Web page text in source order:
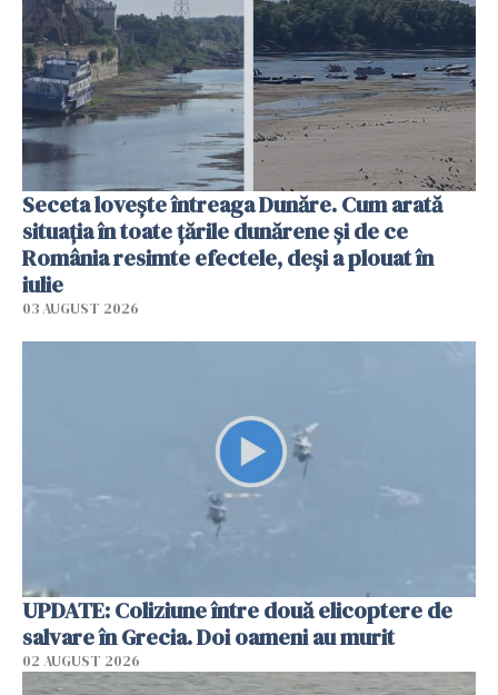
Seceta lovește întreaga Dunăre. Cum arată
situația în toate țările dunărene și de ce
România resimte efectele, deși a plouat în
iulie
03 AUGUST 2026
UPDATE: Coliziune între două elicoptere de
salvare în Grecia. Doi oameni au murit
02 AUGUST 2026